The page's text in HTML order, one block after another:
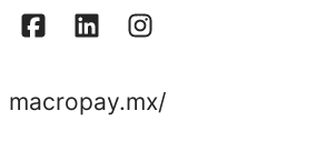
macropay.mx/